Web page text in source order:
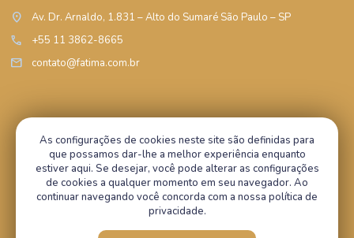
As configurações de cookies neste site são definidas para
que possamos dar-lhe a melhor experiência enquanto
estiver aqui. Se desejar, você pode alterar as configurações
de cookies a qualquer momento em seu navegador. Ao
continuar navegando você concorda com a nossa política de
privacidade.
location_on Av. Dr. Arnaldo, 1.831 – Alto do Sumaré São Paulo – SP
call +55 11 3862-8665
mail contato@fatima.com.br
Copyright © 2026 - Santuário Nossa Senhora do Rosário de Fátima.
Direitos reservados, navegando você aceita a nossa